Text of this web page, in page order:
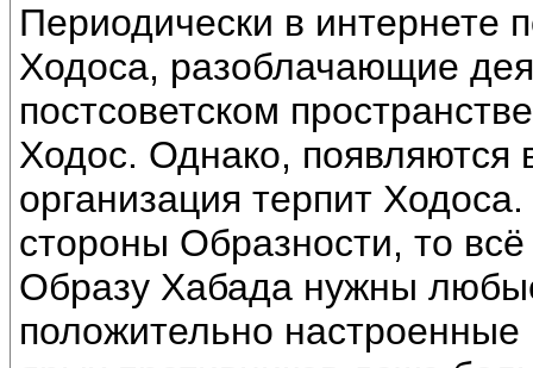
Периодически в интернете
Ходоса, разоблачающие
постсоветском
Ходос. Однако, появляются
организация терпит
стороны Образности, то
Образу Хабада нужны
положительно